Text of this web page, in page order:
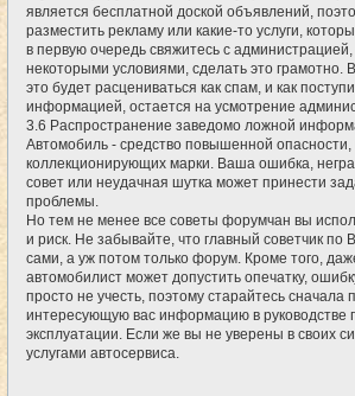
является бесплатной доской объявлений,
разместить рекламу или какие-то услуги,
в первую очередь свяжитесь с
некоторыми условиями, сделать это грамотно.
это будет расцениваться как спам, и как
информацией, остается на усмотрение
3.6 Распространение заведомо ложной
Автомобиль - средство повышенной
коллекционирующих марки. Ваша ошибка,
совет или неудачная шутка может принести
проблемы.
Но тем не менее все советы форумчан вы
и риск. Не забывайте, что главный советчик по
сами, а уж потом только форум. Кроме того,
автомобилист может допустить опечатку,
просто не учесть, поэтому старайтесь сначала
интересующую вас информацию в руководстве
эксплуатации. Если же вы не уверены в своих
услугами автосервиса.